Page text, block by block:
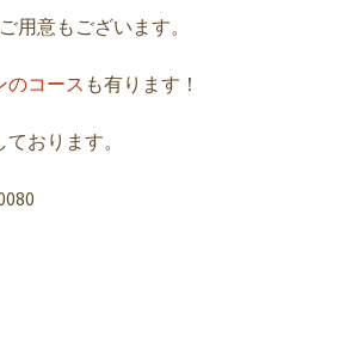
用意もございます。
のコース も有ります！
おります。